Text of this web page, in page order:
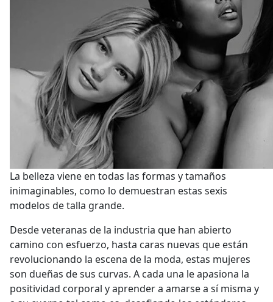
La belleza viene en todas las formas y tamaños
inimaginables, como lo demuestran estas sexis
modelos de talla grande.
Desde veteranas de la industria que han abierto
camino con esfuerzo, hasta caras nuevas que están
revolucionando la escena de la moda, estas mujeres
son dueñas de sus curvas. A cada una le apasiona la
positividad corporal y aprender a amarse a sí misma y